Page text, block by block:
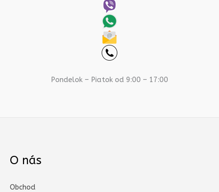
Pondelok – Piatok od 9:00 – 17:00
O nás
Obchod